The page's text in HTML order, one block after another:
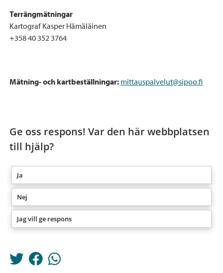
Terrängmätningar
Kartograf Kasper Hämäläinen
+358 40 352 3764
Mätning- och kartbeställningar: mittauspalvelut@sipoo.fi
Ge oss respons! Var den här webbplatsen
till hjälp?
Ja
Nej
Jag vill ge respons